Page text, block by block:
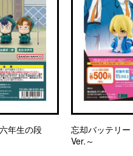
年生の段
忘却バッテリ
Ver.～